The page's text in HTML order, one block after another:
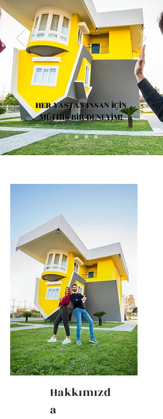
HER YAŞTAN İNSAN İÇİN
MÜTHİŞ BİR DENEYİM!
Hakkımızd
a